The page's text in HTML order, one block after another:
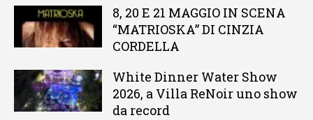
8, 20 E 21 MAGGIO IN SCENA
“MATRIOSKA” DI CINZIA
CORDELLA
White Dinner Water Show
2026, a Villa ReNoir uno show
da record